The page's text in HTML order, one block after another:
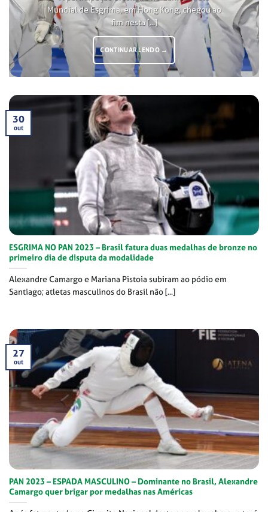
Mundial de Esgrima, em Hong Kong, chegou ao
fim nesta [...]
CONTINUAR LENDO →
ESGRIMA NO PAN 2023 – Brasil fatura duas medalhas de bronze no
primeiro dia de disputa da modalidade
Alexandre Camargo e Mariana Pistoia subiram ao pódio em
Santiago; atletas masculinos do Brasil não [...]
30
out
PAN 2023 – ESPADA MASCULINO – Dominante no Brasil, Alexandre
Camargo quer brigar por medalhas nas Américas
27
out